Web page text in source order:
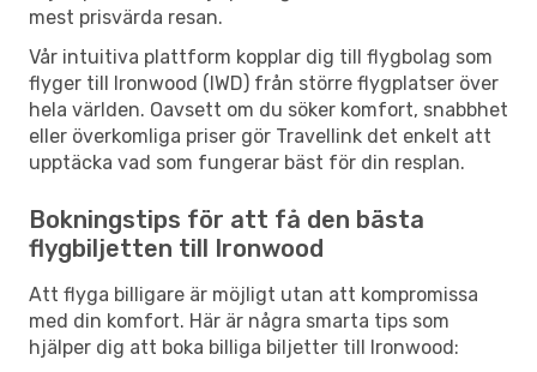
mest prisvärda resan.
Vår intuitiva plattform kopplar dig till flygbolag som
flyger till Ironwood (IWD) från större flygplatser över
hela världen. Oavsett om du söker komfort, snabbhet
eller överkomliga priser gör Travellink det enkelt att
upptäcka vad som fungerar bäst för din resplan.
Bokningstips för att få den bästa
flygbiljetten till Ironwood
Att flyga billigare är möjligt utan att kompromissa
med din komfort. Här är några smarta tips som
hjälper dig att boka billiga biljetter till Ironwood: